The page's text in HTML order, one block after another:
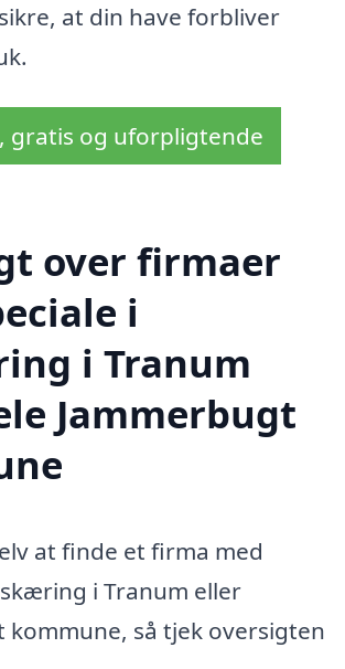
at din have forbliver
gratis og uforpligtende
over firmaer
i
i Tranum
Jammerbugt
at finde et firma med
i Tranum eller
kommune, så tjek oversigten